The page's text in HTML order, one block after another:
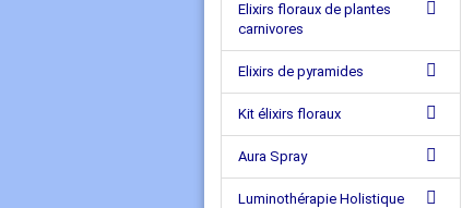
Elixirs floraux de plantes
carnivores
Elixirs de pyramides
Kit élixirs floraux
Aura Spray
Luminothérapie Holistique